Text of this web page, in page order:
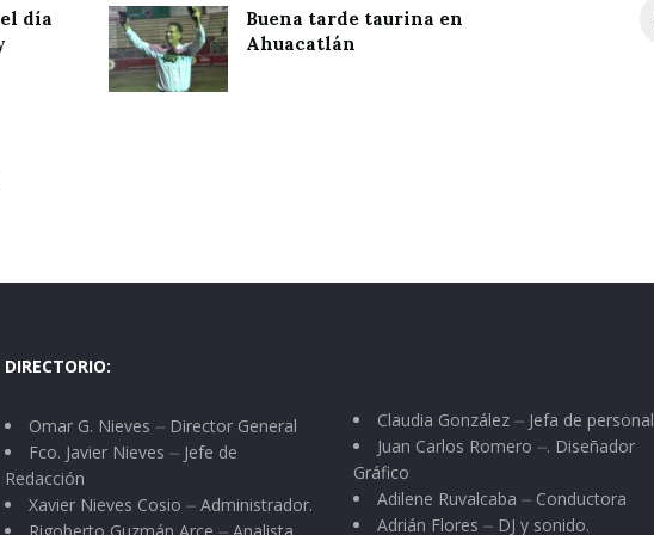
día
Buena tarde taurina en
Ahuacatlán
DIRECTORIO:
Omar G. Nieves ⏤ Director General
Fco. Javier Nieves ⏤ Jefe de
Redacción
Xavier Nieves Cosio ⏤ Administrador.
Claudia González ⏤ Jefa de personal
Juan Carlos Romero ⏤. Diseñador
Gráfico
Adilene Ruvalcaba ⏤ Conductora
Adrián Flores ⏤ DJ y sonido.